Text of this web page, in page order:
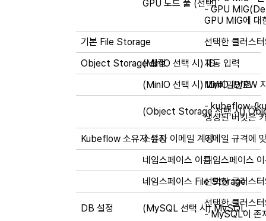
GPU 노드 풀 (선택)
- GPU
GPU MIG에 대
기본 File Storage
선택한 클러스
Object Storage 설정(MinIO 선택 시) ID자동 입력
(MinIO 선택 시) ID/비밀번호
MinIO ID/PW
(Object Storage 선택 시)
- kubeflow-
생성된 버킷은
Kubeflow 소유자 설정소유자 이메일 계정이메일 규격에
네임스페이스 이름네임스페이스
네임스페이스 File Storage
선택한 클러스
DB 설정 (MySQL 선택 시) MySQL
선택한 클러스
- MySQL이 존